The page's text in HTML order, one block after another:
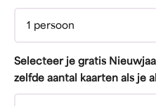
Selecteer je gratis
zelfde aantal kaarten als je